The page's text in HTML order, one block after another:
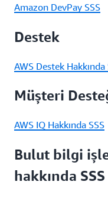
Amazon DevPay SSS
Destek
AWS Destek Hakkında
Müşteri
AWS IQ Hakkında SSS
Bulut bilgi
hakkında SSS